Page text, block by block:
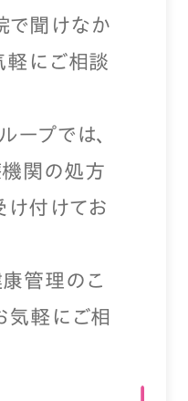
で聞けなか
軽にご相談
ープでは、
関の処方
け付けてお
管理のこ
気軽にご相